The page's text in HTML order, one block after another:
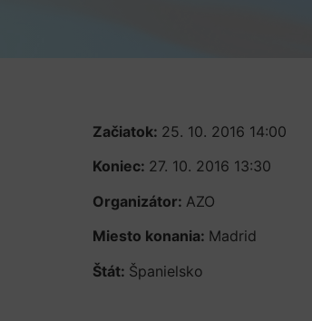
Začiatok: 25. 10. 2016 14:00
Koniec: 27. 10. 2016 13:30
Organizátor: AZO
Miesto konania: Madrid
Štát: Španielsko